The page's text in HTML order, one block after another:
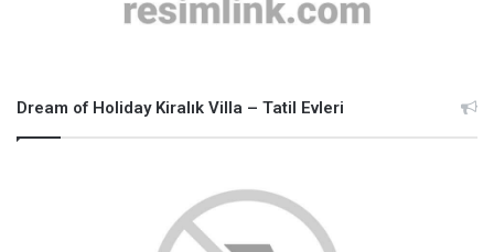
Dream of Holiday Kiralık Villa – Tatil Evleri